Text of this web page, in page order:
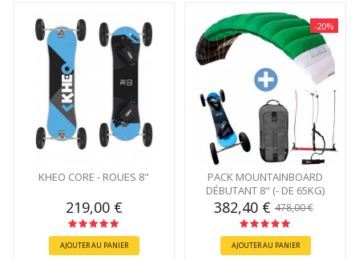
KHEO CORE - ROUES 8"
219,00 €
AJOUTER AU PANIER
-20%
PACK MOUNTAINBOARD
DÉBUTANT 8" (- DE 65KG)
382,40 €478,00 €
AJOUTER AU PANIER